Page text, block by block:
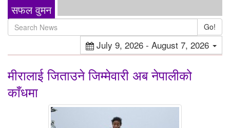
सफल वुमन
Go!
July 9, 2026 - August 7, 2026
मीरालाई जिताउने जिम्मेवारी अब नेपालीको
काँधमा